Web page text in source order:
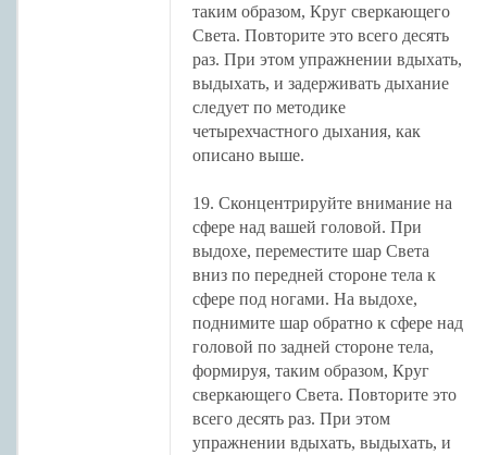
таким образом, Круг сверкающего
Света. Повторите это всего десять
раз. При этом упражнении вдыхать,
выдыхать, и задерживать дыхание
следует по методике
четырехчастного дыхания, как
описано выше.
19. Сконцентрируйте внимание на
сфере над вашей головой. При
выдохе, переместите шар Света
вниз по передней стороне тела к
сфере под ногами. На выдохе,
поднимите шар обратно к сфере над
головой по задней стороне тела,
формируя, таким образом, Круг
сверкающего Света. Повторите это
всего десять раз. При этом
упражнении вдыхать, выдыхать, и